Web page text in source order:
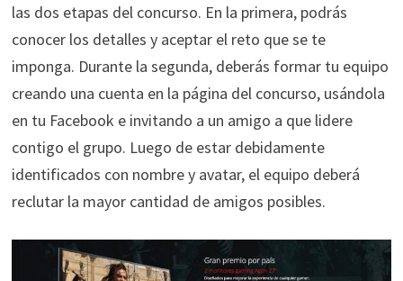
las dos etapas del concurso. En la primera, podrás
conocer los detalles y aceptar el reto que se te
imponga. Durante la segunda, deberás formar tu equipo
creando una cuenta en la página del concurso, usándola
en tu Facebook e invitando a un amigo a que lidere
contigo el grupo. Luego de estar debidamente
identificados con nombre y avatar, el equipo deberá
reclutar la mayor cantidad de amigos posibles.